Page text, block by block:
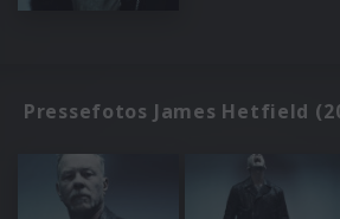
Pressefotos James Hetfield